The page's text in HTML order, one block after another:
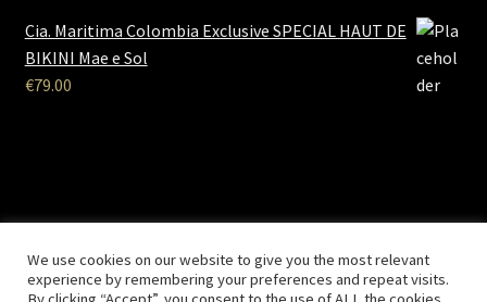
Cia. Maritima Colombia Exclusive SPECIAL HAUT DE
BIKINI Mae e Sol
€79.00
Réalisé parSolemarweb.com
We use cookies on our website to give you the most relevant
experience by remembering your preferences and repeat visits.